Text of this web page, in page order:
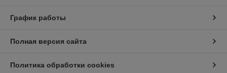
График работы
Полная версия сайта
Политика обработки cookies